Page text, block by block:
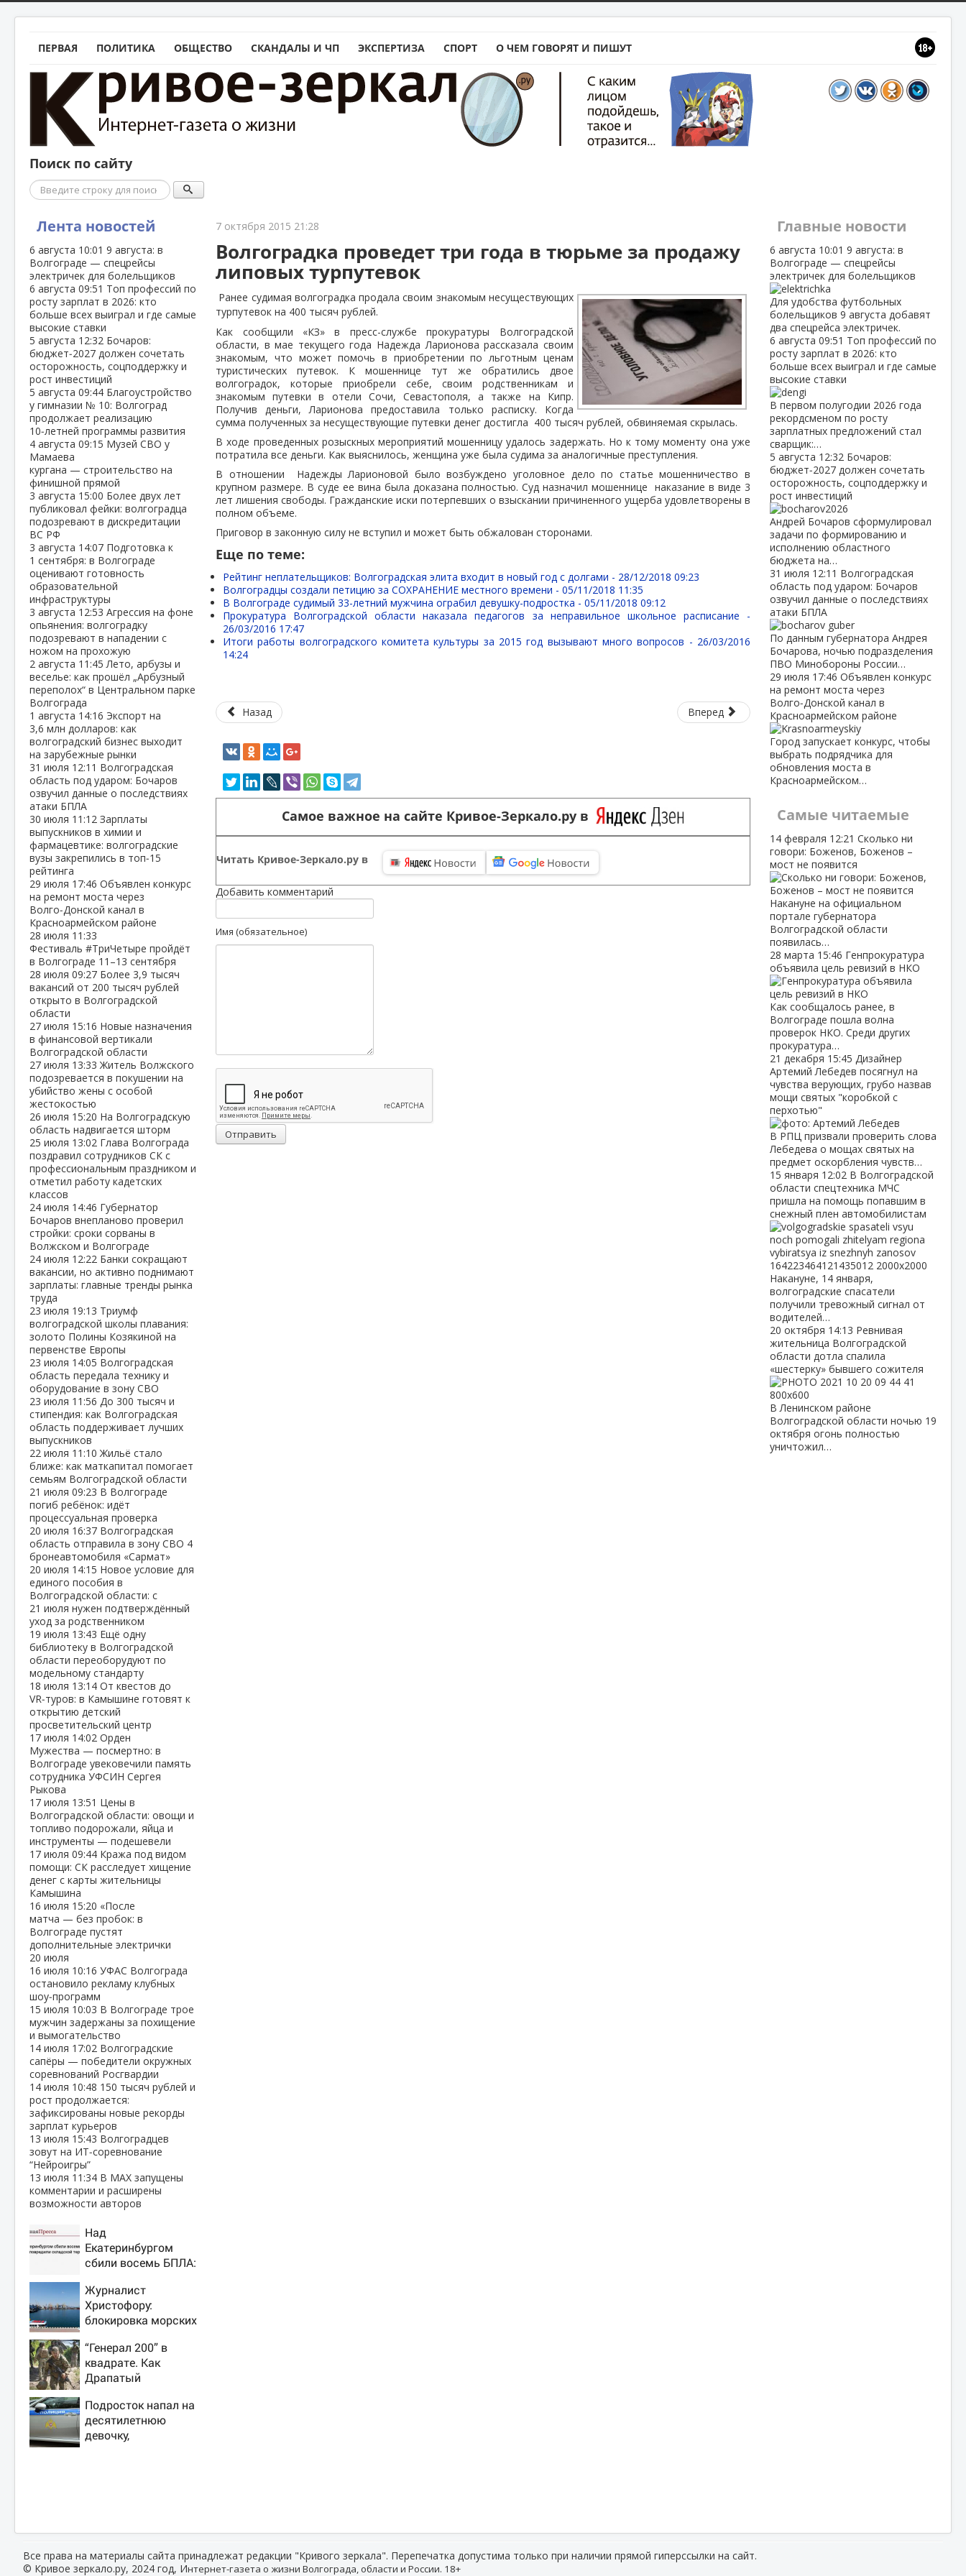
ПЕРВАЯ ПОЛИТИКА ОБЩЕСТВО СКАНДАЛЫ И ЧП ЭКСПЕРТИЗА СПОРТ О ЧЕМ ГОВОРЯТ И ПИШУТ
Поиск по сайту
Поиск
Лента новостей
6 августа 10:01 9 августа: в
Волгограде — спецрейсы
электричек для болельщиков
6 августа 09:51 Топ профессий по
росту зарплат в 2026: кто
больше всех выиграл и где самые
высокие ставки
5 августа 12:32 Бочаров:
бюджет‑2027 должен сочетать
осторожность, соцподдержку и
рост инвестиций
5 августа 09:44 Благоустройство
у гимназии № 10: Волгоград
продолжает реализацию
10‑летней программы развития
4 августа 09:15 Музей СВО у
Мамаева
кургана — строительство на
финишной прямой
3 августа 15:00 Более двух лет
публиковал фейки: волгоградца
подозревают в дискредитации
ВС РФ
3 августа 14:07 Подготовка к
1 сентября: в Волгограде
оценивают готовность
образовательной
инфраструктуры
3 августа 12:53 Агрессия на фоне
опьянения: волгоградку
подозревают в нападении с
ножом на прохожую
2 августа 11:45Лето, арбузы и
веселье: как прошёл „Арбузный
переполох“ в Центральном парке
Волгограда
1 августа 14:16 Экспорт на
3,6 млн долларов: как
волгоградский бизнес выходит
на зарубежные рынки
31 июля 12:11 Волгоградская
область под ударом: Бочаров
озвучил данные о последствиях
атаки БПЛА
30 июля 11:12 Зарплаты
выпускников в химии и
фармацевтике: волгоградские
вузы закрепились в топ‑15
рейтинга
29 июля 17:46 Объявлен конкурс
на ремонт моста через
Волго‑Донской канал в
Красноармейском районе
28 июля 11:33
Фестиваль #ТриЧетыре пройдёт
в Волгограде 11–13 сентября
28 июля 09:27 Более 3,9 тысяч
вакансий от 200 тысяч рублей
открыто в Волгоградской
области
27 июля 15:16 Новые назначения
в финансовой вертикали
Волгоградской области
27 июля 13:33Житель Волжского
подозревается в покушении на
убийство жены с особой
жестокостью
26 июля 15:20 На Волгоградскую
область надвигается шторм
25 июля 13:02 Глава Волгограда
поздравил сотрудников СК с
профессиональным праздником и
отметил работу кадетских
классов
24 июля 14:46 Губернатор
Бочаров внепланово проверил
стройки: сроки сорваны в
Волжском и Волгограде
24 июля 12:22 Банки сокращают
вакансии, но активно поднимают
зарплаты: главные тренды рынка
труда
23 июля 19:13 Триумф
волгоградской школы плавания:
золото Полины Козякиной на
первенстве Европы
23 июля 14:05 Волгоградская
область передала технику и
оборудование в зону СВО
23 июля 11:56 До 300 тысяч и
стипендия: как Волгоградская
область поддерживает лучших
выпускников
22 июля 11:10Жильё стало
ближе: как маткапитал помогает
семьям Волгоградской области
21 июля 09:23 В Волгограде
погиб ребёнок: идёт
процессуальная проверка
20 июля 16:37 Волгоградская
область отправила в зону СВО 4
бронеавтомобиля «Сармат»
20 июля 14:15 Новое условие для
единого пособия в
Волгоградской области: с
21 июля нужен подтверждённый
уход за родственником
19 июля 13:43 Ещё одну
библиотеку в Волгоградской
области переоборудуют по
модельному стандарту
18 июля 13:14 От квестов до
VR‑туров: в Камышине готовят к
открытию детский
просветительский центр
17 июля 14:02 Орден
Мужества — посмертно: в
Волгограде увековечили память
сотрудника УФСИН Сергея
Рыкова
17 июля 13:51 Цены в
Волгоградской области: овощи и
топливо подорожали, яйца и
инструменты — подешевели
17 июля 09:44 Кража под видом
помощи: СК расследует хищение
денег с карты жительницы
Камышина
16 июля 15:20 «После
матча — без пробок: в
Волгограде пустят
дополнительные электрички
20 июля
16 июля 10:16 УФАС Волгограда
остановило рекламу клубных
шоу‑программ
15 июля 10:03 В Волгограде трое
мужчин задержаны за похищение
и вымогательство
14 июля 17:02 Волгоградские
сапёры — победители окружных
соревнований Росгвардии
14 июля 10:48 150 тысяч рублей и
рост продолжается:
зафиксированы новые рекорды
зарплат курьеров
13 июля 15:43 Волгоградцев
зовут на ИТ‑соревнование
“Нейроигры”
13 июля 11:34 В МАХ запущены
комментарии и расширены
возможности авторов
Над
Екатеринбургом
сбили восемь БПЛА:
сотрудников
Wildberries
Журналист
Христофору:
блокировка морских
катастрофа для
Украины
“Генерал 200” в
квадрате. Как
Драпатый
Сырского
Подросток напал на
десятилетнюю
девочку,
7 октября 2015 21:28
Волгоградка проведет три года в тюрьме за продажу
липовых турпутевок
Ранее судимая волгоградка продала своим знакомым несуществующих
турпутевок на 400 тысяч рублей.
Как сообщили «КЗ» в пресс-службе прокуратуры Волгоградской
области, в мае текущего года Надежда Ларионова рассказала своим
знакомым, что может помочь в приобретении по льготным ценам
туристических путевок. К мошеннице тут же обратились двое
волгоградок, которые приобрели себе, своим родственникам и
знакомым путевки в отели Сочи, Севастополя, а также на Кипр.
Получив деньги, Ларионова предоставила только расписку. Когда
сумма полученных за несуществующие путевки денег достигла 400 тысяч рублей, обвиняемая скрылась.
В ходе проведенных розыскных мероприятий мошенницу удалось задержать. Но к тому моменту она уже
потратила все деньги. Как выяснилось, женщина уже была судима за аналогичные преступления.
В отношении Надежды Ларионовой было возбуждено уголовное дело по статье мошенничество в
крупном размере. В суде ее вина была доказана полностью. Суд назначил мошеннице наказание в виде 3
лет лишения свободы. Гражданские иски потерпевших о взыскании причиненного ущерба удовлетворены в
полном объеме.
Приговор в законную силу не вступил и может быть обжалован сторонами.
Еще по теме:
Рейтинг неплательщиков: Волгоградская элита входит в новый год с долгами - 28/12/2018 09:23
Волгоградцы создали петицию за СОХРАНЕНИЕ местного времени -05/11/2018 11:35
В Волгограде судимый 33-летний мужчина ограбил девушку-подростка -05/11/2018 09:12
Прокуратура Волгоградской области наказала педагогов за неправильное школьное расписание -
26/03/2016 17:47
Итоги работы волгоградского комитета культуры за 2015 год вызывают много вопросов - 26/03/2016
14:24
Назад Вперед
Самое важное на сайте Кривое-Зеркало.ру в
Читать Кривое-Зеркало.ру в
Добавить комментарий
Имя (обязательное)
Отправить
Главные новости
6 августа 10:01 9 августа: в
Волгограде — спецрейсы
электричек для болельщиков
Для удобства футбольных
болельщиков 9 августа добавят
два спецрейса электричек.
6 августа 09:51 Топ профессий по
росту зарплат в 2026: кто
больше всех выиграл и где самые
высокие ставки
В первом полугодии 2026 года
рекордсменом по росту
зарплатных предложений стал
сварщик:…
5 августа 12:32 Бочаров:
бюджет‑2027 должен сочетать
осторожность, соцподдержку и
рост инвестиций
Андрей Бочаров сформулировал
задачи по формированию и
исполнению областного
бюджета на…
31 июля 12:11 Волгоградская
область под ударом: Бочаров
озвучил данные о последствиях
атаки БПЛА
По данным губернатора Андрея
Бочарова, ночью подразделения
ПВО Минобороны России…
29 июля 17:46 Объявлен конкурс
на ремонт моста через
Волго‑Донской канал в
Красноармейском районе
Город запускает конкурс, чтобы
выбрать подрядчика для
обновления моста в
Красноармейском…
Самые читаемые
14 февраля 12:21 Сколько ни
говори: Боженов, Боженов –
мост не появится
Накануне на официальном
портале губернатора
Волгоградской области
появилась…
28 марта 15:46 Генпрокуратура
объявила цель ревизий в НКО
Как сообщалось ранее, в
Волгограде пошла волна
проверок НКО. Среди других
прокуратура…
21 декабря 15:45 Дизайнер
Артемий Лебедев посягнул на
чувства верующих, грубо назвав
мощи святых "коробкой с
перхотью"
В РПЦ призвали проверить слова
Лебедева о мощах святых на
предмет оскорбления чувств…
15 января 12:02 В Волгоградской
области спецтехника МЧС
пришла на помощь попавшим в
снежный плен автомобилистам
Накануне, 14 января,
волгоградские спасатели
получили тревожный сигнал от
водителей…
20 октября 14:13 Ревнивая
жительница Волгоградской
области дотла спалила
«шестерку» бывшего сожителя
В Ленинском районе
Волгоградской области ночью 19
октября огонь полностью
уничтожил…
Все права на материалы сайта принадлежат редакции "Кривого зеркала". Перепечатка допустима только при наличии прямой гиперссылки на сайт.
© Кривое зеркало.ру, 2024 год, Интернет-газета о жизни Волгограда, области и России. 18+